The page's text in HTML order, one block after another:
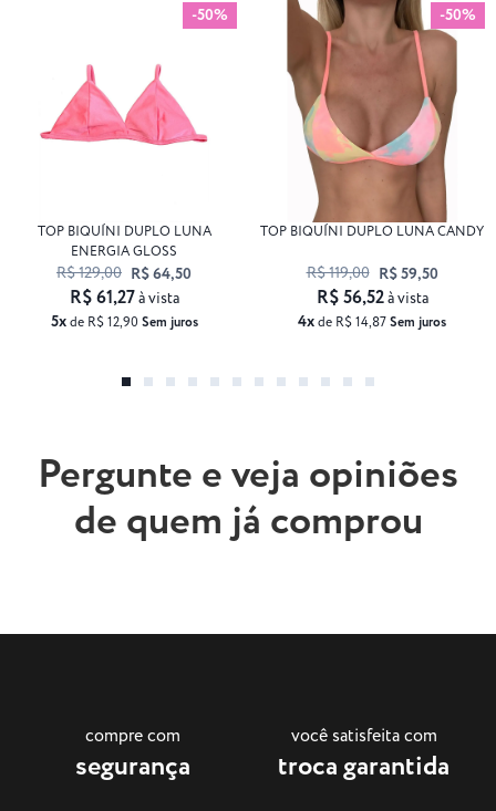
-50%
TOP BIQUÍNI DUPLO LUNA
ENERGIA GLOSS
R$ 129,00 R$ 64,50
5xde R$ 12,90 Sem juros
R$ 61,27à vista
-50%
TOP BIQUÍNI DUPLO LUNA CANDY
R$ 119,00 R$ 59,50
4xde R$ 14,87Sem juros
R$ 56,52à vista
Pergunte e veja opiniões
de quem já comprou
compre com
segurança
você satisfeita com
troca garantida